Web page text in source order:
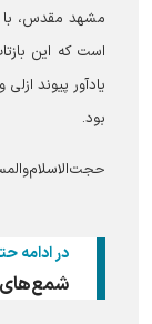
مشهد مقدس، با
است که این
یادآور پیوند
بود.
در ادامه
شمع‌های